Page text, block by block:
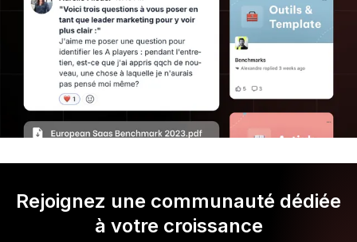
Rejoignez une communauté dédiée
à votre croissance